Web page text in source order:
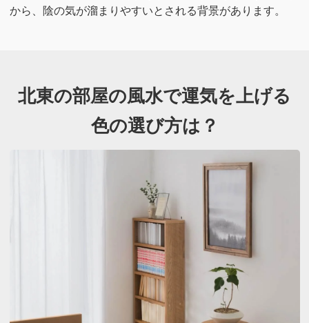
から、陰の気が溜まりやすいとされる背景があります。
北東の部屋の風水で運気を上げる
色の選び方は？